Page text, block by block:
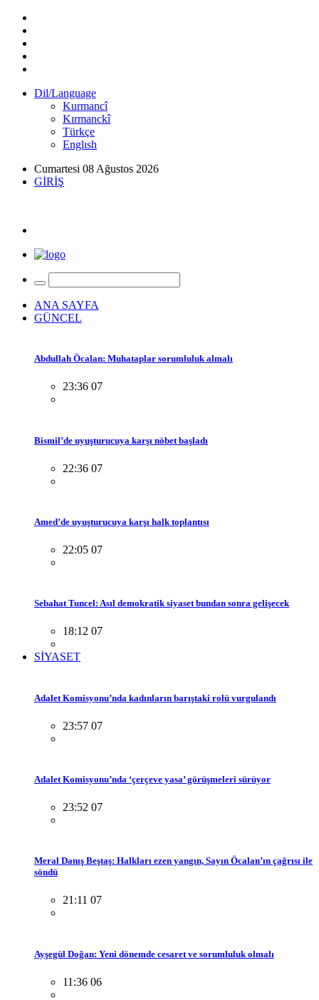
Dil/Language
Kurmancî
Kırmanckî
Türkçe
Englısh
Cumartesi 08 Ağustos 2026
GİRİŞ
ANA SAYFA
GÜNCEL
Abdullah Öcalan: Muhataplar sorumluluk almalı
23:36 07
Bismil’de uyuşturucuya karşı nöbet başladı
22:36 07
Amed’de uyuşturucuya karşı halk toplantısı
22:05 07
Sebahat Tuncel: Asıl demokratik siyaset bundan sonra gelişecek
18:12 07
SİYASET
Adalet Komisyonu’nda kadınların barıştaki rolü vurgulandı
23:57 07
Adalet Komisyonu’nda ‘çerçeve yasa’ görüşmeleri sürüyor
23:52 07
Meral Danış Beştaş: Halkları ezen yangın, Sayın Öcalan’ın çağrısı ile
söndü
21:11 07
Ayşegül Doğan: Yeni dönemde cesaret ve sorumluluk olmalı
11:36 06